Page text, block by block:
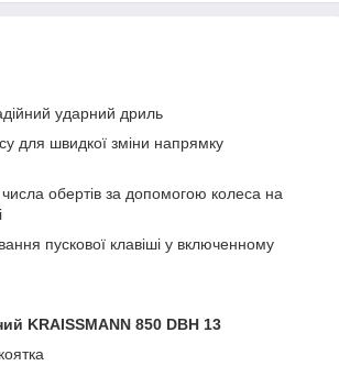
ударний дриль
для швидкої зміни напрямку
обертів за допомогою колеса на
пускової клавіші у включенному
KRAISSMANN 850 DBH 13